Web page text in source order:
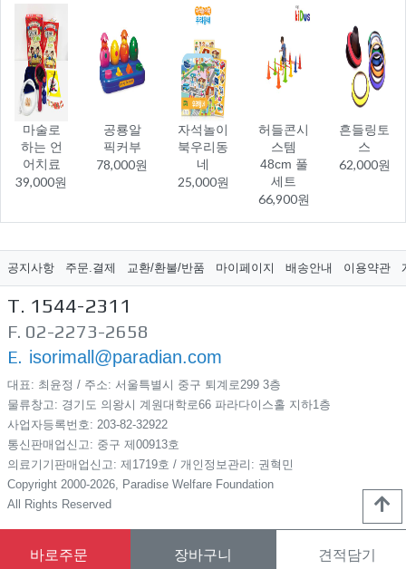
마술로
하는 언
어치료
39,000원
공룡알
픽커부
78,000원
자석놀이
북우리동
네
25,000원
허들콘시
스템
48cm 풀
세트
66,900원
흔들링토
스
62,000원
바로주문 장바구니 견적담기
공지사항 주문.결제 교환/환불/반품 마이페이지 배송안내 이용약관
T. 1544-2311
F. 02-2273-2658
E. isorimall@paradian.com
대표: 최윤정 / 주소: 서울특별시 중구 퇴계로299​ 3층
물류창고: 경기도 의왕시 계원대학로66 파라다이스홀 지하1층
사업자등록번호: 203-82-32922
통신판매업신고: 중구 제00913호
의료기기판매업신고: 제1719호 / 개인정보관리: 권혁민
Copyright 2000-2026, Paradise Welfare Foundation
All Rights Reserved